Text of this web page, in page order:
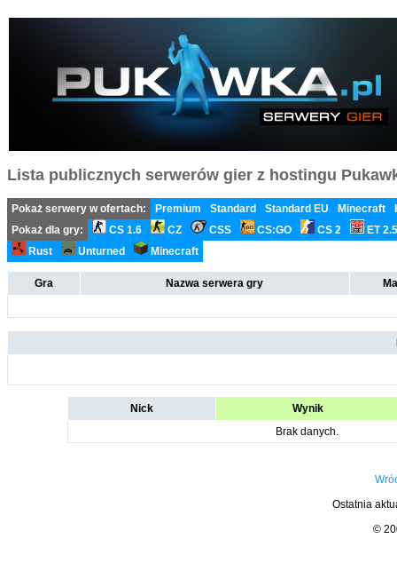
Lista publicznych serwerów gier z hostingu
Pokaż serwery w ofertach: Premium Standard Standard EU Minecraft
Pokaż dla gry:
CS 1.6 CZ CSS CS:GO CS 2
ET
Rust
Unturned Minecraft
Gra Nazwa serwera gry
Nick
Wynik
Brak danych.
Ostatnia
©